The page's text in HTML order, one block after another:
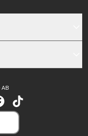
TIKTOK
MARKET